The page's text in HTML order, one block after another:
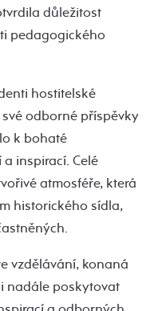
důležitost
pedagogického
hostitelské
odborné příspěvky
k bohaté
inspirací. Celé
atmosféře, která
historického sídla,
vzdělávání, konaná
nadále poskytovat